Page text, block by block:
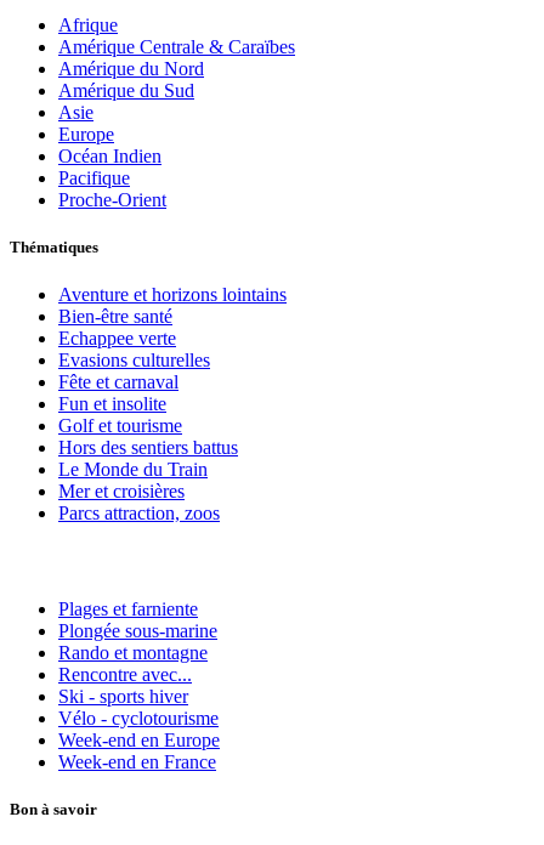
Afrique
Amérique Centrale & Caraïbes
Amérique du Nord
Amérique du Sud
Asie
Europe
Océan Indien
Pacifique
Proche-Orient
Thématiques
Aventure et horizons lointains
Bien-être santé
Echappee verte
Evasions culturelles
Fête et carnaval
Fun et insolite
Golf et tourisme
Hors des sentiers battus
Le Monde du Train
Mer et croisières
Parcs attraction, zoos
Plages et farniente
Plongée sous-marine
Rando et montagne
Rencontre avec...
Ski - sports hiver
Vélo - cyclotourisme
Week-end en Europe
Week-end en France
Bon à savoir